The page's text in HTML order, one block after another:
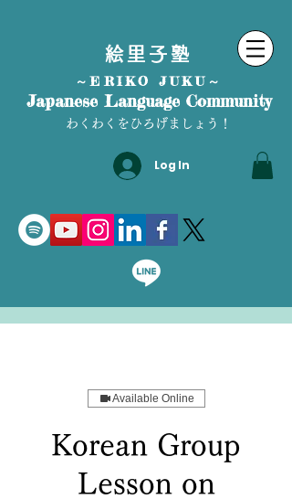
絵里子塾
～ERIKO JUKU～
Japanese Language Community
わくわくをひろげましょう！
Log In
Available Online
Korean Group
Lesson on